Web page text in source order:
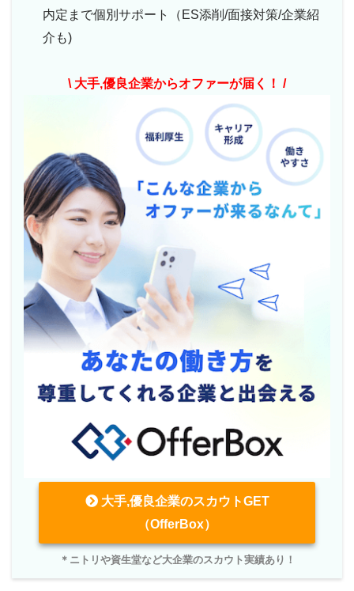
内定まで個別サポート（ES添削/面接対策/企業紹
介も)
\ 大手,優良企業からオファーが届く！ /
大手,優良企業のスカウトGET
（OfferBox）
＊ニトリや資生堂など大企業のスカウト実績あり！